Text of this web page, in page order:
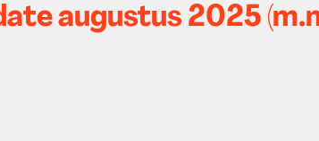
augustus 2025